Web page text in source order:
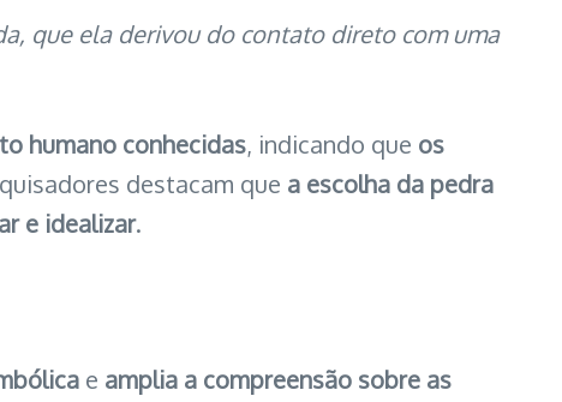
que ela derivou do contato direto com uma
humano conhecidas, indicando que os
destacam que a escolha da pedra
e idealizar.
e amplia a compreensão sobre as